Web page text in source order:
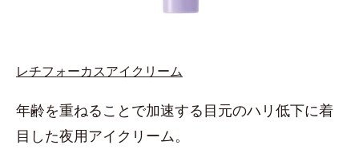
レチフォーカスアイクリーム
年齢を重ねることで加速する目元のハリ低下に着
目した夜用アイクリーム。